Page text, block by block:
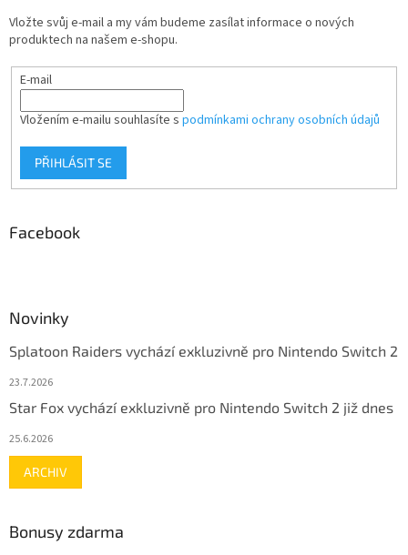
Vložte svůj e-mail a my vám budeme zasílat informace o nových
produktech na našem e-shopu.
E-mail
Vložením e-mailu souhlasíte s podmínkami ochrany osobních údajů
PŘIHLÁSIT SE
Facebook
Novinky
Splatoon Raiders vychází exkluzivně pro Nintendo Switch 2
23.7.2026
Star Fox vychází exkluzivně pro Nintendo Switch 2 již dnes
25.6.2026
ARCHIV
Bonusy zdarma